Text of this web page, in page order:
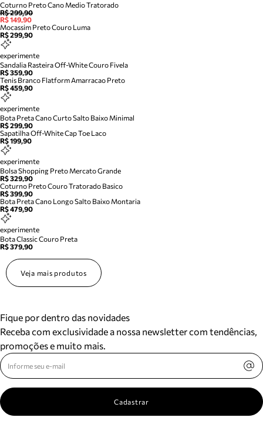
Coturno Preto Cano Medio Tratorado
R$ 299,90
R$ 149,90
Mocassim Preto Couro Luma
R$ 299,90
experimente
Sandalia Rasteira Off-White Couro Fivela
R$ 359,90
Tenis Branco Flatform Amarracao Preto
R$ 459,90
experimente
Bota Preta Cano Curto Salto Baixo Minimal
R$ 299,90
Sapatilha Off-White Cap Toe Laco
R$ 199,90
experimente
Bolsa Shopping Preto Mercato Grande
R$ 329,90
Coturno Preto Couro Tratorado Basico
R$ 399,90
Bota Preta Cano Longo Salto Baixo Montaria
R$ 479,90
experimente
Bota Classic Couro Preta
R$ 379,90
Veja mais produtos
Fique por dentro das novidades
Receba com exclusividade a nossa newsletter com tendências,
promoções e muito mais.
Cadastrar